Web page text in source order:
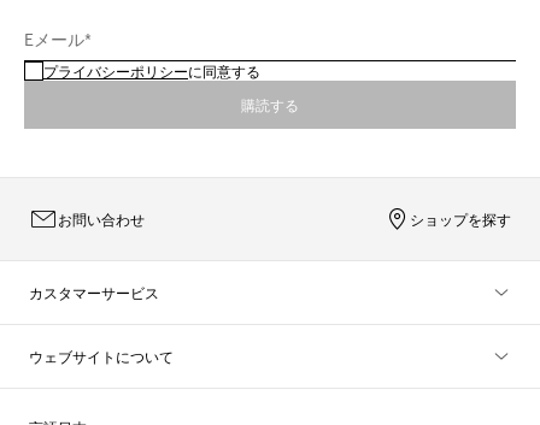
Eメール*
プライバシーポリシーに同意する
購読する
ショップを探す
お問い合わせ
カスタマーサービス
ウェブサイトについて